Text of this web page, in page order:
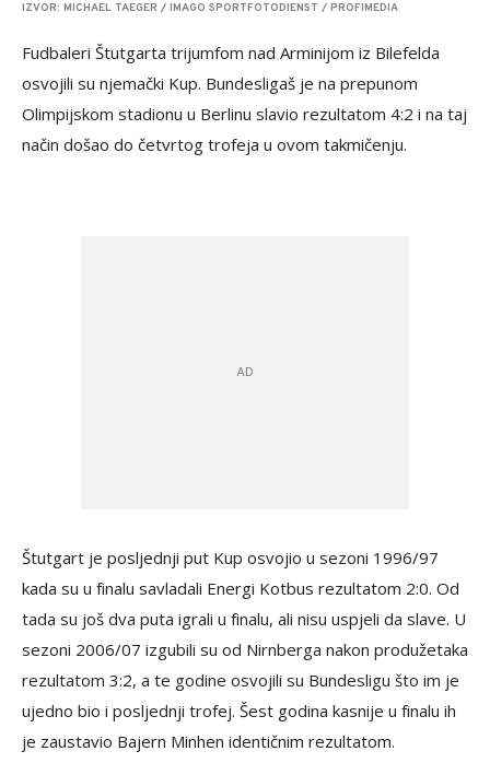
IZVOR: MICHAEL TAEGER / IMAGO SPORTFOTODIENST / PROFIMEDIA
Fudbaleri Štutgarta trijumfom nad Arminijom iz Bilefelda
osvojili su njemački Kup. Bundesligaš je na prepunom
Olimpijskom stadionu u Berlinu slavio rezultatom 4:2 i na taj
način došao do četvrtog trofeja u ovom takmičenju.
Štutgart je posljednji put Kup osvojio u sezoni 1996/97
kada su u finalu savladali Energi Kotbus rezultatom 2:0. Od
tada su još dva puta igrali u finalu, ali nisu uspjeli da slave. U
sezoni 2006/07 izgubili su od Nirnberga nakon produžetaka
rezultatom 3:2, a te godine osvojili su Bundesligu što im je
ujedno bio i posljednji trofej. Šest godina kasnije u finalu ih
je zaustavio Bajern Minhen identičnim rezultatom.